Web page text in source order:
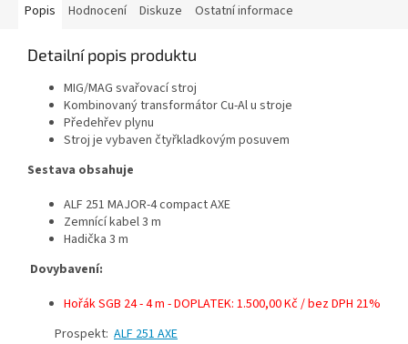
Popis Hodnocení Diskuze Ostatní informace
Detailní popis produktu
MIG/MAG svařovací stroj
Kombinovaný transformátor Cu-Al u stroje
Předehřev plynu
Stroj je vybaven čtyřkladkovým posuvem
Sestava obsahuje
ALF 251 MAJOR-4 compact AXE
Zemnící kabel 3 m
Hadička 3 m
Dovybavení:
Hořák SGB 24 - 4 m - DOPLATEK: 1.500,00 Kč / bez DPH 21%
Prospekt: ALF 251 AXE